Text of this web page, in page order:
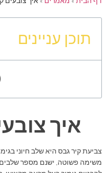
תוכן עניינים
איך
צביעת קיר גבס היא שלב חיוני
משימה פשוטה, ישנם מספר שלבים